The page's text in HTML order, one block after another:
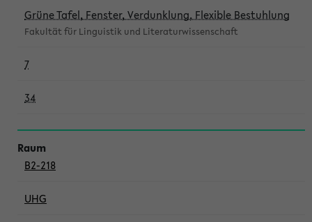
Grüne Tafel, Fenster, Verdunklung, Flexible Bestuhlung
Fakultät für Linguistik und Literaturwissenschaft
7
34
B2-218
UHG